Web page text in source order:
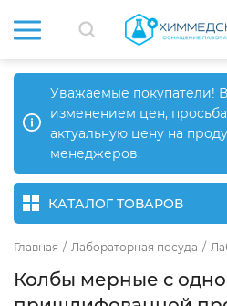
Уважаемые покупатели!
изменением цен, просьба
актуальную цену на
менеджеров.
КАТАЛОГ ТОВАРОВ
Главная / Лабораторная посуда /
Колбы мерные с